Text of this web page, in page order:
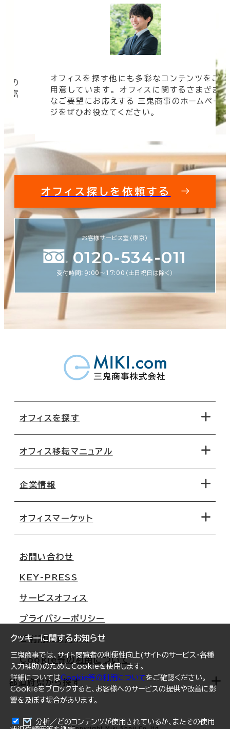
クッキーに関するお知らせ
三鬼商事では、サイト閲覧者の利便性向上(サイトのサービス・各種
入力補助)のためにCookieを使用します。
詳細についてはCookie等の利用についてをご確認ください。
Cookieをブロックすると、お客様へのサービスの提供や改善に影
響を及ぼす場合があります。
分析／どのコンテンツが使用されているか、またその使用
の
豊富
オフィスを探す他にも多彩なコンテンツをご
用意しています。 オフィスに関するさまざま
なご要望にお応えする 三鬼商事のホームペー
ジをぜひお役立てください。
オフィス探しを依頼する
お客様サービス室（東京）
0120-534-011
受付時間：9:00〜17:00（土日祝日は除く）
オフィスを探す
地図から探す
路線・駅から探す
オフィス移転マニュアル
移転コストシミュレーション
移転スケジュール
オフィス移転Q&A
企業情報
オフィスマーケット
大阪
名古屋
札幌
仙台
横浜
福岡
オフィスリポート
ログイン
お問い合わせ
KEY-PRESS
サービスオフィス
プライバシーポリシー
ご利用にあたって
Cookie等の利用について
都道府県から探す
北海道